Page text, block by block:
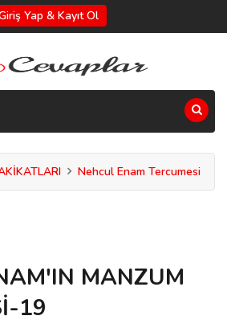
Yap & Kayıt Ol
Nehcul Enam Tercumesi
MANZUM
19